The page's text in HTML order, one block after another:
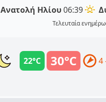
Ανατολή Ηλίου06:39
Τελευταία
30°C
22°C 4